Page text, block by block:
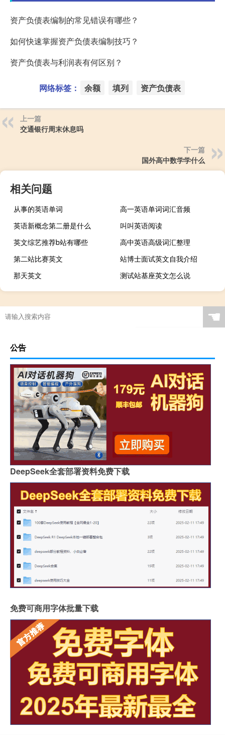
资产负债表编制的常见错误有哪些？
如何快速掌握资产负债表编制技巧？
资产负债表与利润表有何区别？
网络标签： 余额 填列 资产负债表
上一篇
交通银行周末休息吗
下一篇
国外高中数学学什么
相关问题
从事的英语单词
高一英语单词词汇音频
英语新概念第二册是什么
叫叫英语阅读
英文综艺推荐b站有哪些
高中英语高级词汇整理
第二站比赛英文
站博士面试英文自我介绍
那天英文
测试站基座英文怎么说
☚
公告
DeepSeek全套部署资料免费下载
免费可商用字体批量下载